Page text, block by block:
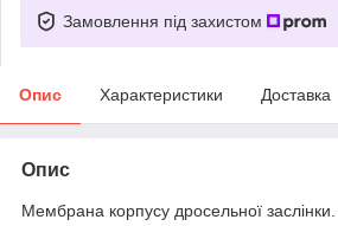
Замовлення під захистом
Опис Характеристики Доставка
Опис
Мембрана корпусу дросельної заслінки.